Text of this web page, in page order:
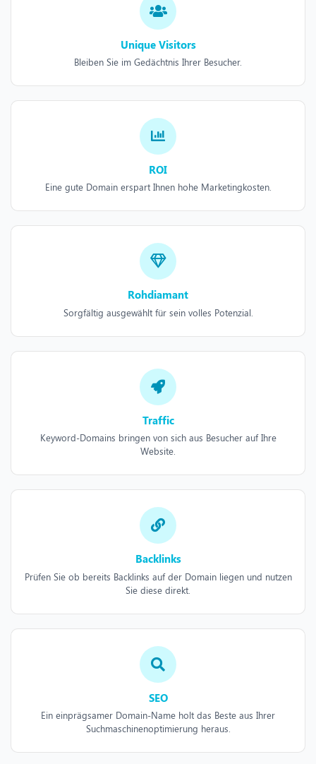
Unique Visitors
Bleiben Sie im Gedächtnis Ihrer Besucher.
ROI
Eine gute Domain erspart Ihnen hohe Marketingkosten.
Rohdiamant
Sorgfältig ausgewählt für sein volles Potenzial.
Traffic
Keyword-Domains bringen von sich aus Besucher auf Ihre
Website.
Backlinks
Prüfen Sie ob bereits Backlinks auf der Domain liegen und nutzen
Sie diese direkt.
SEO
Ein einprägsamer Domain-Name holt das Beste aus Ihrer
Suchmaschinenoptimierung heraus.